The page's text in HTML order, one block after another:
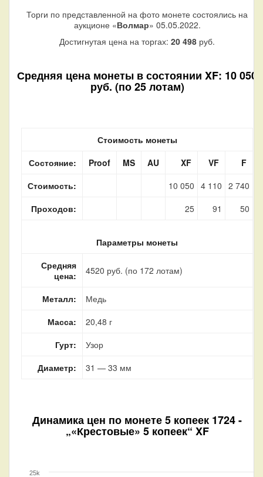
Торги по представленной на фото монете состоялись на
аукционе «Волмар» 05.05.2022.
Достигнутая цена на торгах: 20 498 руб.
Средняя цена монеты в состоянии XF: 10 050
руб. (по 25 лотам)
Стоимость монеты
Состояние:
Proof MS AU XF VF
F
Стоимость:
10 050 4 110 2 740
Проходов:
25 91 50
Параметры монеты
Средняя
цена:
4520 руб. (по 172 лотам)
Металл:
Медь
Масса:
20,48 г
Гурт:
Узор
Диаметр:
31 — 33 мм
Динамика цен по монете5 копеек 1724 -
„«Крестовые» 5 копеек“ XF
25k